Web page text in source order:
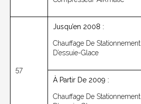
57
Jusqu’en 2008 :
Chauffage De Stationnement
D’essuie-Glace
À Partir De 2009 :
Chauffage De Stationnement